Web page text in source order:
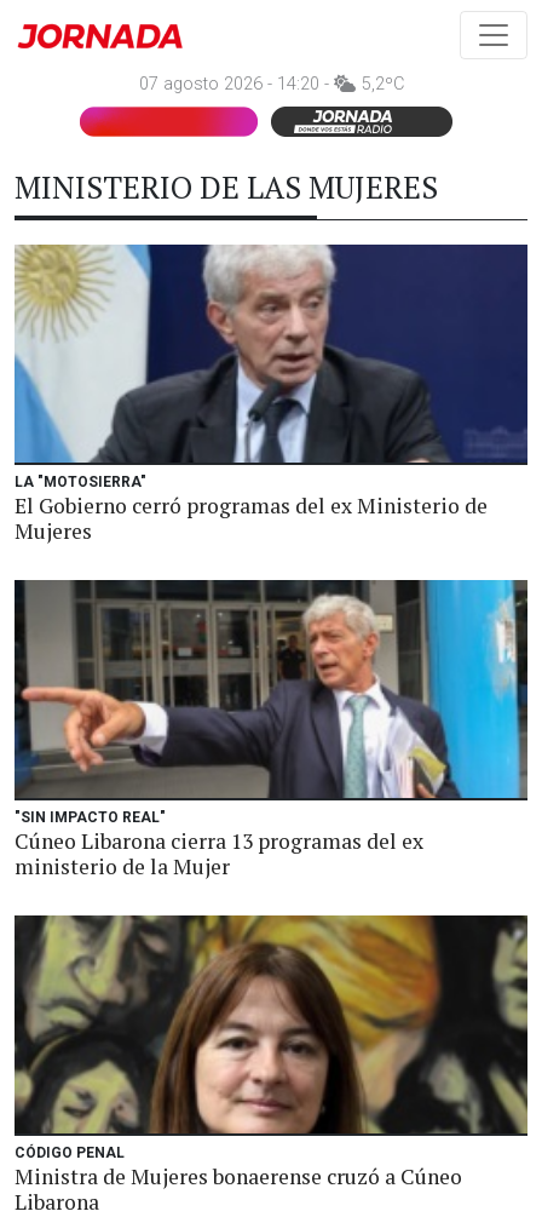
07 agosto 2026 - 14:20 - 5,2ºC
MINISTERIO DE LAS MUJERES
LA "MOTOSIERRA"
El Gobierno cerró programas del ex Ministerio de
Mujeres
"SIN IMPACTO REAL"
Cúneo Libarona cierra 13 programas del ex
ministerio de la Mujer
CÓDIGO PENAL
Ministra de Mujeres bonaerense cruzó a Cúneo
Libarona